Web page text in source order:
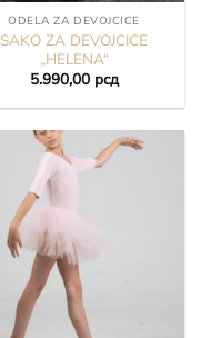
ODELA ZA DEVOJCICE
SAKO ZA DEVOJCICE
„HELENA“
5.990,00 рсд